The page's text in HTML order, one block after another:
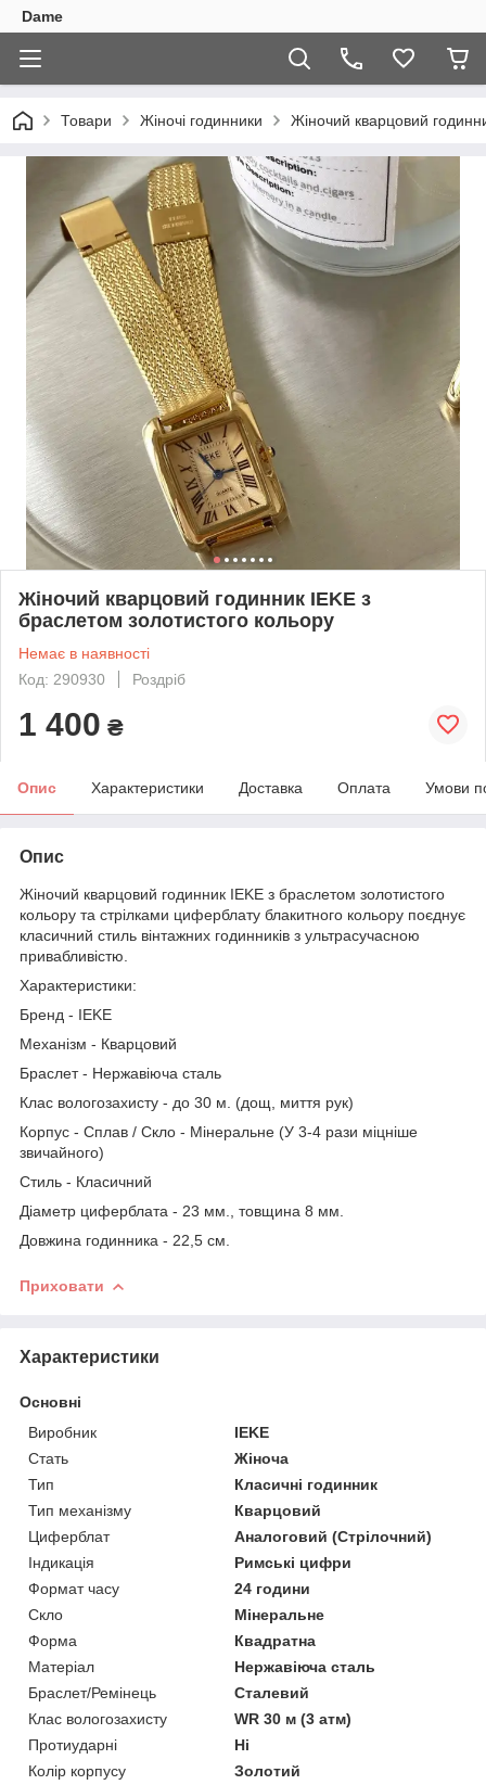
Dame
Товари Жіночі годинники Жіночий кварцовий
Жіночий кварцовий годинник IEKE з
браслетом золотистого кольору
Немає в наявності
Код: 290930
Роздріб
1 400 ₴
Опис Характеристики Доставка Оплата Умови
Опис
Жіночий кварцовий годинник IEKE з браслетом золотистого
кольору та стрілками циферблату блакитного кольору поєднує
класичний стиль вінтажних годинників з ультрасучасною
привабливістю.
Характеристики:
Бренд - IEKE
Механізм - Кварцовий
Браслет - Нержавіюча сталь
Клас вологозахисту - до 30 м. (дощ, миття рук)
Корпус - Сплав / Скло - Мінеральне (У 3-4 рази міцніше
звичайного)
Стиль - Класичний
Діаметр циферблата - 23 мм., товщина 8 мм.
Довжина годинника - 22,5 см.
Приховати
Характеристики
Основні
Виробник
IEKE
Стать
Жіноча
Тип
Класичні годинник
Тип механізму
Кварцовий
Циферблат
Аналоговий (Стрілочний)
Індикація
Римські цифри
Формат часу
24 години
Скло
Мінеральне
Форма
Квадратна
Матеріал
Нержавіюча сталь
Браслет/Ремінець
Сталевий
Клас вологозахисту
WR 30 м (3 атм)
Протиударні
Ні
Колір корпусу
Золотий